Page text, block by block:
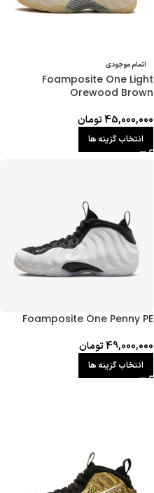
اتمام موجودی
Foamposite One Light
Orewood Brown
45,000,000تومان
انتخاب گزینه ها
Foamposite One Penny PE
49,000,000تومان
انتخاب گزینه ها